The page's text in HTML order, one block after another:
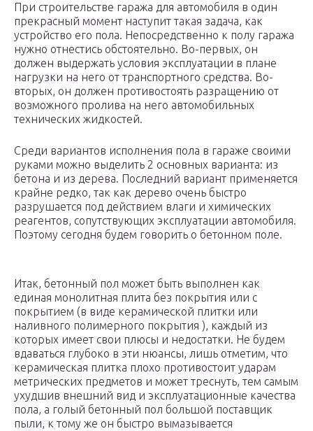
При строительстве гаража для автомобиля в один
прекрасный момент наступит такая задача, как
устройство его пола. Непосредственно к полу гаража
нужно отнестись обстоятельно. Во-первых, он
должен выдержать условия эксплуатации в плане
нагрузки на него от транспортного средства. Во-
вторых, он должен противостоять разращению от
возможного пролива на него автомобильных
технических жидкостей.
Среди вариантов исполнения пола в гараже своими
руками можно выделить 2 основных варианта: из
бетона и из дерева. Последний вариант применяется
крайне редко, так как дерево очень быстро
разрушается под действием влаги и химических
реагентов, сопутствующих эксплуатации автомобиля.
Поэтому сегодня будем говорить о бетонном поле.
Итак, бетонный пол может быть выполнен как
единая монолитная плита без покрытия или с
покрытием (в виде керамической плитки или
наливного полимерного покрытия ), каждый из
которых имеет свои плюсы и недостатки. Не будем
вдаваться глубоко в эти нюансы, лишь отметим, что
керамическая плитка плохо противостоит ударам
метрических предметов и может треснуть, тем самым
ухудшив внешний вид и эксплуатационные качества
пола, а голый бетонный пол большой поставщик
пыли, к тому же он быстро вымазывается